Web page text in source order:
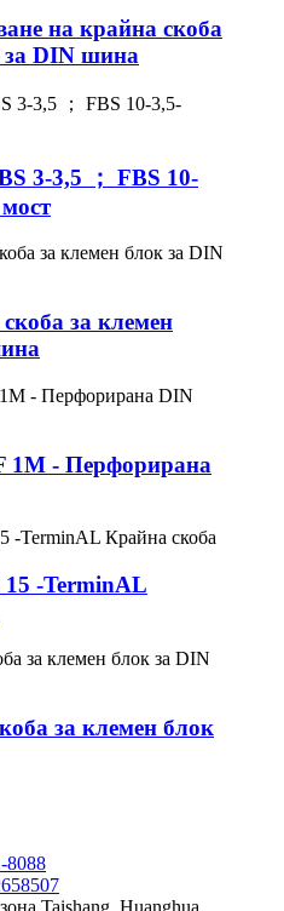
на крайна скоба
за DIN шина
3-3,5 ； FBS 10-
за клемен
1M - Перфорирана
-TerminAL
за клемен блок
8088